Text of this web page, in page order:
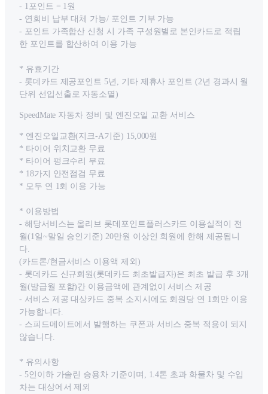
- 1포인트 = 1원
- 연회비 납부 대체 가능/ 포인트 기부 가능
- 포인트 가족합산 신청 시 가족 구성원별로 본인카드로 적립
한 포인트를 합산하여 이용 가능
* 유효기간
- 롯데카드 제공포인트 5년, 기타 제휴사 포인트 (2년 경과시 월
단위 선입선출로 자동소멸)
SpeedMate 자동차 정비 및 엔진오일 교환 서비스
* 엔진오일교환(지크-A기준) 15,000원
* 타이어 위치교환 무료
* 타이어 펑크수리 무료
* 18가지 안전점검 무료
* 모두 연 1회 이용 가능
* 이용방법
- 해당서비스는 올리브 롯데포인트플러스카드 이용실적이 전
월(1일~말일 승인기준) 20만원 이상인 회원에 한해 제공됩니
다.
(카드론/현금서비스 이용액 제외)
- 롯데카드 신규회원(롯데카드 최초발급자)은 최초 발급 후 3개
월(발급월 포함)간 이용금액에 관계없이 서비스 제공
- 서비스 제공 대상카드 중복 소지시에도 회원당 연 1회만 이용
가능합니다.
- 스피드메이트에서 발행하는 쿠폰과 서비스 중복 적용이 되지
않습니다.
* 유의사항
- 5인이하 가솔린 승용차 기준이며, 1.4톤 초과 화물차 및 수입
차는 대상에서 제외